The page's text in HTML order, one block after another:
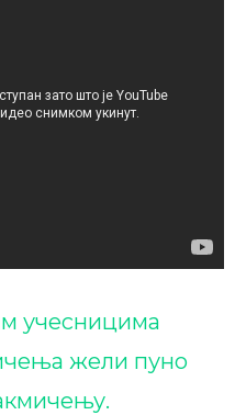
учесницима
жели пуно